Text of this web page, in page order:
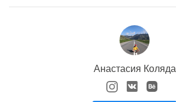
Анастасия Коляда